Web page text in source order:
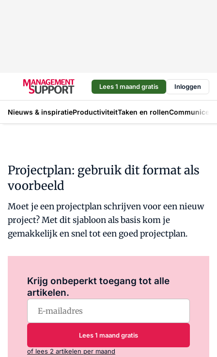
Lees 1 maand gratis Inloggen
Nieuws & inspiratieProductiviteitTaken en rollen
Projectplan: gebruik dit format als
voorbeeld
Moet je een projectplan schrijven voor een nieuw
project? Met dit sjabloon als basis kom je
gemakkelijk en snel tot een goed projectplan.
Krijg onbeperkt toegang tot alle
artikelen.
Lees 1 maand gratis
of lees 2 artikelen per maand